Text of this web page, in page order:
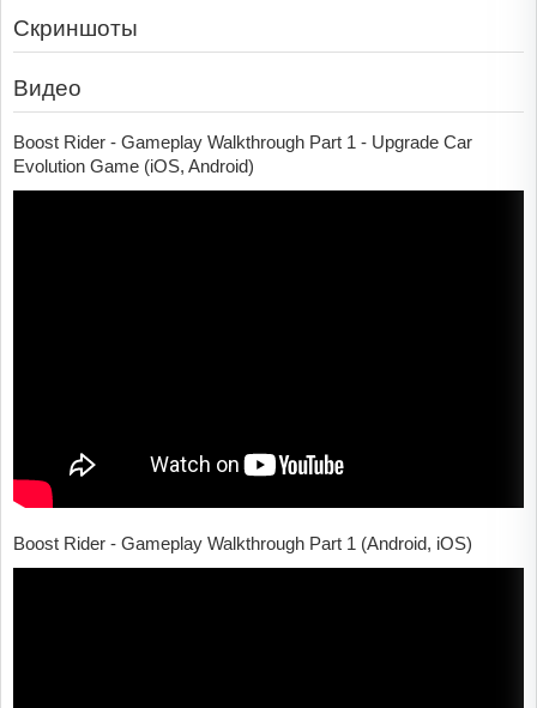
Скриншоты
Видео
Boost Rider - Gameplay Walkthrough Part 1 - Upgrade Car
Evolution Game (iOS, Android)
Boost Rider - Gameplay Walkthrough Part 1 (Android, iOS)